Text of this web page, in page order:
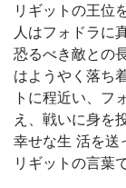
リギットの王位
人はフォドラに
恐るべき敵との
はようやく落ち
トに程近い、フ
え、戦いに身を
幸せな生 活を送
リギットの言葉